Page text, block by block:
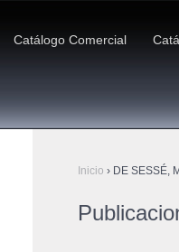
Catálogo Comercial
Inicio › DE SESSÉ,